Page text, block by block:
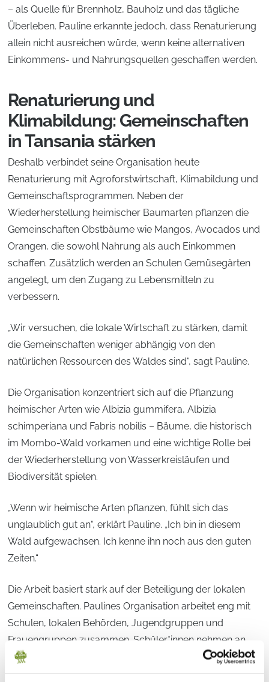
– als Quelle für Brennholz, Bauholz und das tägliche
Überleben. Pauline erkannte jedoch, dass Renaturierung
allein nicht ausreichen würde, wenn keine alternativen
Einkommens- und Nahrungsquellen geschaffen werden.
Renaturierung und
Klimabildung: Gemeinschaften
in Tansania stärken
Deshalb verbindet seine Organisation heute
Renaturierung mit Agroforstwirtschaft, Klimabildung und
Gemeinschaftsprogrammen. Neben der
Wiederherstellung heimischer Baumarten pflanzen die
Gemeinschaften Obstbäume wie Mangos, Avocados und
Orangen, die sowohl Nahrung als auch Einkommen
schaffen. Zusätzlich werden an Schulen Gemüsegärten
angelegt, um den Zugang zu Lebensmitteln zu
verbessern.
„Wir versuchen, die lokale Wirtschaft zu stärken, damit
die Gemeinschaften weniger abhängig von den
natürlichen Ressourcen des Waldes sind“, sagt Pauline.
Die Organisation konzentriert sich auf die Pflanzung
heimischer Arten wie Albizia gummifera, Albizia
schimperiana und Fabris nobilis – Bäume, die historisch
im Mombo-Wald vorkamen und eine wichtige Rolle bei
der Wiederherstellung von Wasserkreisläufen und
Biodiversität spielen.
„Wenn wir heimische Arten pflanzen, fühlt sich das
unglaublich gut an“, erklärt Pauline. „Ich bin in diesem
Wald aufgewachsen. Ich kenne ihn noch aus den guten
Zeiten.“
Die Arbeit basiert stark auf der Beteiligung der lokalen
Gemeinschaften. Paulines Organisation arbeitet eng mit
Schulen, lokalen Behörden, Jugendgruppen und
Frauengruppen zusammen. Schüler*innen nehmen an
Pflanzaktionen und Umweltbildungsprogrammen teil,